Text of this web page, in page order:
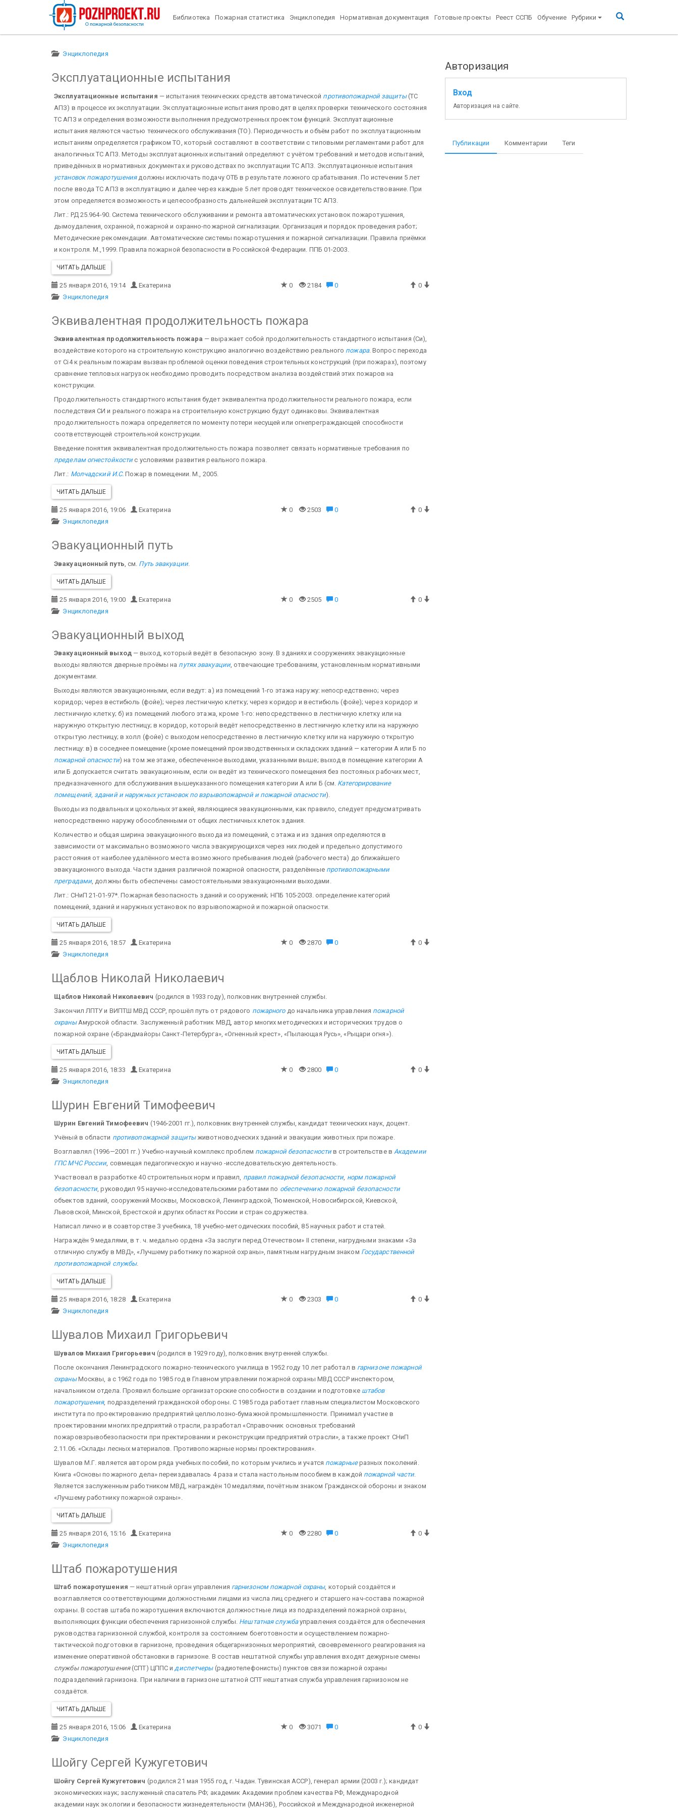
Библиотека Пожарная статистика Энциклопедия Нормативная документация Готовые проекты Реест ССПБ Обучение Рубрики
Энциклопедия
Эксплуатационные испытания
Эксплуатационные испытания — испытания технических средств автоматической противопожарной защиты(ТС
АПЗ) в процессе их эксплуатации. Эксплуатационные испытания проводят в целях проверки технического состояния
ТС АПЗ и определения возможности выполнения предусмотренных проектом функций. Эксплуатационные
испытания являются частью технического обслуживания (ТО). Периодичность и объём работ по эксплуатационным
испытаниям определяется графиком ТО, который составляют в соответствии с типовыми регламентами работ для
аналогичных ТС АПЗ. Методы эксплуатационных испытаний определяют с учётом требований и методов испытаний,
приведённых в нормативных документах и руководствах по эксплуатации ТС АПЗ. Эксплуатационные испытания
установок пожаротушениядолжны исключать подачу ОТБ в результате ложного срабатывания. По истечении 5 лет
после ввода ТС АПЗ в эксплуатацию и далее через каждые 5 лет проводят техническое освидетельствование. При
этом определяется возможность и целесообразность дальнейшей эксплуатации ТС АПЗ.
Лит.: РД 25.964-90. Система технического обслуживании и ремонта автоматических установок пожаротушения,
дымоудаления, охранной, пожарной и охранно-пожарной сигнализации. Организация и порядок проведения работ;
Методические рекомендации. Автоматические системы пожаротушения и пожарной сигнализации. Правила приёмки
и контроля. М.,1999. Правила пожарной безопасности в Российской Федерации. ППБ 01-2003.
ЧИТАТЬ ДАЛЬШЕ
25 января 2016, 19:14 Екатерина 0 2184 0
0
Энциклопедия
Эквивалентная продолжительность пожара
Эквивалентная продолжительность пожара — выражает собой продолжительность стандартного испытания (Си),
воздействие которого на строительную конструкцию аналогично воздействию реального пожара. Вопрос перехода
от Сi4 к реальным пожарам вызван проблемой оценки поведения строительных конструкций (при пожарах), поэтому
сравнение тепловых нагрузок необходимо проводить посредством анализа воздействий этих пожаров на
конструкции.
Продолжительность стандартного испытания будет эквивалентна продолжительности реального пожара, если
последствия СИ и реального пожара на строительную конструкцию будут одинаковы. Эквивалентная
продолжительность пожара определяется по моменту потери несущей или огнепреграждающей способности
соответствующей строительной конструкции.
Введение понятия эквивалентная продолжительность пожара позволяет связать нормативные требования по
пределам огнестойкостис условиями развития реального пожара.
Лит.: Молчадский И.С. Пожар в помещении. М., 2005.
ЧИТАТЬ ДАЛЬШЕ
25 января 2016, 19:06 Екатерина 0 2503 0
0
Энциклопедия
Эвакуационный путь
Эвакуационный путь , см. Путь эвакуации.
ЧИТАТЬ ДАЛЬШЕ
25 января 2016, 19:00 Екатерина 0 2505 0
0
Энциклопедия
Эвакуационный выход
Эвакуационный выход— выход, который ведёт в безопасную зону. В зданиях и сооружениях эвакуационные
выходы являются дверные проёмы на путях эвакуации, отвечающие требованиям, установленным нормативными
документами.
Выходы являются эвакуационными, если ведут: а) из помещений 1-го этажа наружу: непосредственно; через
коридор; через вестибюль (фойе); через лестничную клетку; через коридор и вестибюль (фойе); через коридор и
лестничную клетку; б) из помещений любого этажа, кроме 1-го: непосредственно в лестничную клетку или на
наружную открытую лестницу; в коридор, который ведёт непосредственно в лестничную клетку или на наружную
открытую лестницу; в холл (фойе) с выходом непосредственно в лестничную клетку или на наружную открытую
лестницу: в) в соседнее помещение (кроме помещений производственных и складских зданий — категории А или Б по
пожарной опасности) на том же этаже, обеспеченное выходами, указанными выше; выход в помещение категории А
или Б допускается считать эвакуационным, если он ведёт из технического помещения без постояных рабочих мест,
предназначенного для обслуживания вышеуказанного помещения категории А или Б (см. Категорирование
помещений, зданий и наружных установок по взрывопожарной и пожарной опасности).
Выходы из подвальных и цокольных этажей, являющиеся эвакуационными, как правило, следует предусматривать
непосредственно наружу обособленными от общих лестничных клеток здания.
Количество и общая ширина эвакуационного выхода из помещений, с этажа и из здания определяются в
зависимости от максимально возможного числа эвакуирующихся через них людей и предельно допустимого
расстояния от наиболее удалённого места возможного пребывания людей (рабочего места) до ближайшего
эвакуационного выхода. Части здания различной пожарной опасности, разделённые противопожарными
преградами, должны быть обеспечены самостоятельными эвакуационными выходами.
Лит.: СНиП 21-01-97*. Пожарная безопасность зданий и сооружений; НПБ 105-2003. определение категорий
помещений, зданий и наружных установок по взрывопожарной и пожарной опасности.
ЧИТАТЬ ДАЛЬШЕ
25 января 2016, 18:57 Екатерина 0 2870 0
0
Энциклопедия
Щаблов Николай Николаевич
Щаблов Николай Николаевич (родился в 1933 году), полковник внутренней службы.
Закончил ЛПТУ и ВИПТШ МВД СССР, прошёл путь от рядового пожарногодо начальника управления пожарной
охраныАмурской области. Заслуженный работник МВД, автор многих методических и исторических трудов о
пожарной охране («Брандмайоры Санкт-Петербурга», «Огненный крест», «Пылающая Русь», «Рыцари огня»).
ЧИТАТЬ ДАЛЬШЕ
25 января 2016, 18:33 Екатерина 0 2800 0
0
Энциклопедия
Шурин Евгений Тимофеевич
Шурин Евгений Тимофеевич (1946-2001 гг.), полковник внутренней службы, кандидат технических наук, доцент.
Учёный в области противопожарной защитыживотноводческих зданий и эвакуации животных при пожаре.
Возглавлял (1996—2001 гг.) Учебно-научный комплекс проблем пожарной безопасностив строительстве в Академии
ГПС МЧС России, совмещая педагогическую и научно -исследовательскую деятельность.
Участвовал в разработке 40 строительных норм и правил, правил пожарной безопасности, норм пожарной
безопасности, руководил 95 научно-исследовательскими работами по обеспечению пожарной безопасности
объектов зданий, сооружений Москвы, Московской, Ленинградской, Тюменской, Новосибирской, Киевской,
Львовской, Минской, Брестской и других областях России и стран содружества.
Написал лично и в соавторстве З учебника, 18 учебно-методических пособий, 85 научных работ и статей.
Награждён 9 медалями, в т. ч. медалью ордена «За заслуги перед Отечеством» II степени, нагрудными знаками «За
отличную службу в МВД», «Лучшему работнику пожарной охраны», памятным нагрудным знаком Государственной
противопожарной службы.
ЧИТАТЬ ДАЛЬШЕ
25 января 2016, 18:28 Екатерина 0 2303 0
0
Энциклопедия
Шувалов Михаил Григорьевич
Шувалов Михаил Григорьевич (родился в 1929 году), полковник внутренней службы.
После окончания Ленинградского пожарно-технического училища в 1952 году 10 лет работал в гарнизоне пожарной
охраныМосквы, а с 1962 года по 1985 год в Главном управлении пожарной охраны МВД СССР инспектором,
начальником отдела. Проявил большие организаторские способности в создании и подготовке штабов
пожаротушения, подразделений гражданской обороны. С 1985 года работает главным специалистом Московского
института по проектированию предприятий целлюлозно-бумажной промышленности. Принимал участие в
проектировании многих предприятий отрасли, разработал «Справочник основных требований
пожаровзрывобезопасности при пректировании и реконструкции предприятий отрасли», а также проект СНиП
2.11.06. «Склады лесных материалов. Противопожарные нормы проектирования».
Шувалов М.Г. является автором ряда учебных пособий, по которым учились и учатся пожарныеразных поколений.
Книга «Основы пожарного дела» переиздавалась 4 раза и стала настольным пособием в каждой пожарной части.
Является заслуженным работником МВД, награждён 10 медалями, почётным знаком Гражданской обороны и знаком
«Лучшему работнику пожарной охраны».
ЧИТАТЬ ДАЛЬШЕ
25 января 2016, 15:16 Екатерина 0 2280 0
0
Энциклопедия
Штаб пожаротушения
Штаб пожаротушения — нештатный орган управления гарнизоном пожарной охраны, который создаётся и
возглавляется соответствующими должностными лицами из числа лиц среднего и старшего нач-состава пожарной
охраны. В состав штаба пожаротушения включаются должностные лица из подразделений пожарной охраны,
выполняющих функции обеспечения гарнизонной службы. Нештатная службауправления создаётся для обеспечения
руководства гарнизонной службой, контроля за состоянием боеготовности и осуществлением пожарно-
тактической подготовки в гарнизоне, проведения общегарнизонных мероприятий, своевременного реагирования на
изменение оперативной обстановки в гарнизоне. В состав нештатной службы управления входят дежурные смены
службы пожаротушения(СПТ) ЦППС идиспетчеры(радиотелефонисты) пунктов связи пожарной охраны
подразделений гарнизона. При наличии в гарнизоне штатной СПТ нештатная служба управления гарнизоном не
создаётся.
ЧИТАТЬ ДАЛЬШЕ
25 января 2016, 15:06 Екатерина 0 3071 0
0
Энциклопедия
Шойгу Сергей Кужугетович
Шойгу Сергей Кужугетович (родился 21 мая 1955 год, г. Чадан. Тувинская АССР), генерал армии (2003 г.); кандидат
экономических наук; заслуженный спасатель РФ; академик Академии проблем качества РФ, Международной
академии наук экологии и безопасности жизнедеятельности (МАНЭБ), Российской и Международной инженерной
Авторизация
Вход
Авторизация на сайте.
Публикации Комментарии Теги